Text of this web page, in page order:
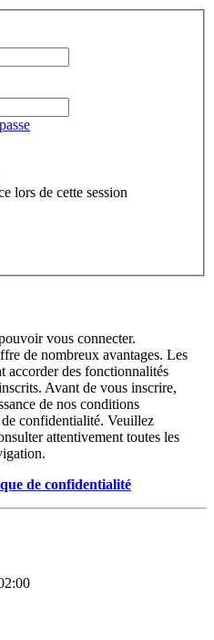
lors de cette session
vous connecter.
de nombreux avantages. Les
accorder des fonctionnalités
Avant de vous inscrire,
de nos conditions
confidentialité. Veuillez
attentivement toutes les
de confidentialité